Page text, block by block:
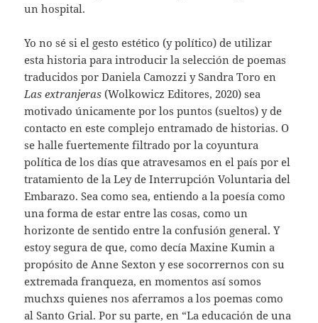
un hospital.
Yo no sé si el gesto estético (y político) de utilizar
esta historia para introducir la selección de poemas
traducidos por Daniela Camozzi y Sandra Toro en
Las extranjeras (Wolkowicz Editores, 2020) sea
motivado únicamente por los puntos (sueltos) y de
contacto en este complejo entramado de historias. O
se halle fuertemente filtrado por la coyuntura
política de los días que atravesamos en el país por el
tratamiento de la Ley de Interrupción Voluntaria del
Embarazo. Sea como sea, entiendo a la poesía como
una forma de estar entre las cosas, como un
horizonte de sentido entre la confusión general. Y
estoy segura de que, como decía Maxine Kumin a
propósito de Anne Sexton y ese socorrernos con su
extremada franqueza, en momentos así somos
muchxs quienes nos aferramos a los poemas como
al Santo Grial. Por su parte, en “La educación de una